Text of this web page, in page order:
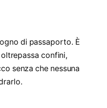
di passaporto. È
confini,
senza che nessuna